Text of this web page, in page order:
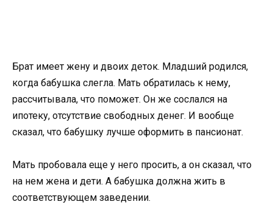
Брат имеет жену и двоих деток. Младший родился,
когда бабушка слегла. Мать обратилась к нему,
рассчитывала, что поможет. Он же сослался на
ипотеку, отсутствие свободных денег. И вообще
сказал, что бабушку лучше оформить в пансионат.
Мать пробовала еще у него просить, а он сказал, что
на нем жена и дети. А бабушка должна жить в
соответствующем заведении.